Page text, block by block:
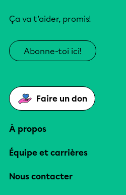
Ça va t’aider, promis!
Abonne-toi ici!
Faire un don
À propos
Équipe et carrières
Nous contacter